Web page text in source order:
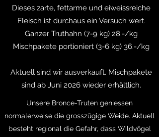
Dieses zarte, fettarme und eiweissreiche
Fleisch ist durchaus ein Versuch wert.
Ganzer Truthahn (7-9 kg) 28.-/kg
Mischpakete portioniert (3-6 kg) 36.-/kg
Aktuell sind wir ausverkauft. Mischpakete
sind ab Juni 2026 wieder erhältlich.
Unsere Bronce-Truten geniessen
normalerweise die grosszügige Weide. Aktuell
besteht regional die Gefahr, dass Wildvögel